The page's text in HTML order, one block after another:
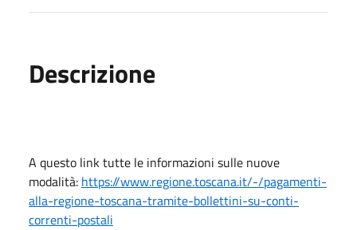
Descrizione
A questo link tutte le informazioni sulle nuove
modalità: https://www.regione.toscana.it/-/pagamenti-
alla-regione-toscana-tramite-bollettini-su-conti-
correnti-postali